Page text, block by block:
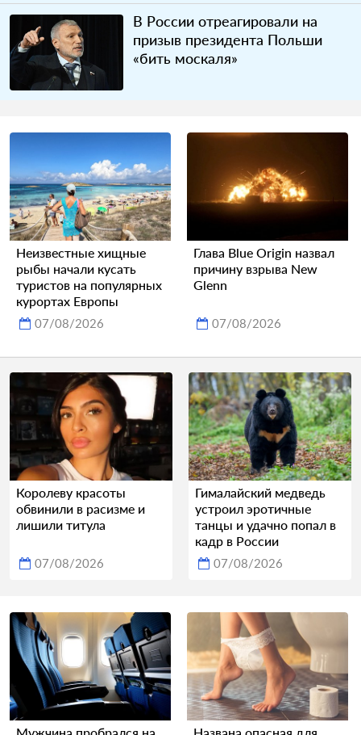
В России отреагировали на
призыв президента Польши
«бить москаля»
Неизвестные хищные
рыбы начали кусать
туристов на популярных
курортах Европы
07/08/2026
Глава Blue Origin назвал
причину взрыва New
Glenn
07/08/2026
Королеву красоты
обвинили в расизме и
лишили титула
07/08/2026
Гималайский медведь
устроил эротичные
танцы и удачно попал в
кадр в России
07/08/2026
Мужчина пробрался на Названа опасная для